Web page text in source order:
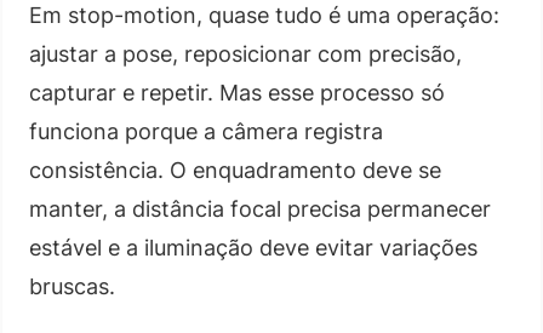
Em stop-motion, quase tudo é uma operação:
ajustar a pose, reposicionar com precisão,
capturar e repetir. Mas esse processo só
funciona porque a câmera registra
consistência. O enquadramento deve se
manter, a distância focal precisa permanecer
estável e a iluminação deve evitar variações
bruscas.